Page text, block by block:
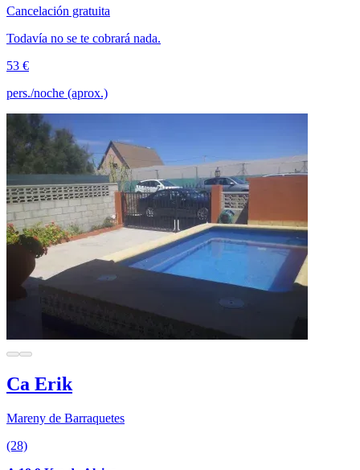
Cancelación gratuita
Todavía no se te cobrará nada.
53 €
pers./noche (aprox.)
Ca Erik
Mareny de Barraquetes
(28)